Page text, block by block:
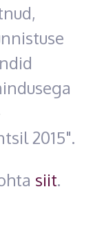
2015".
siit.